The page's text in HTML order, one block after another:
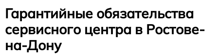
Гарантийные обязательства
сервисного центра в Ростове-
на-Дону